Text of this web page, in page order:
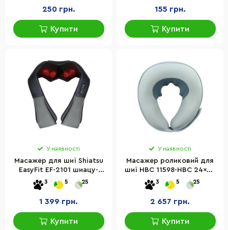
250 грн.
Купити
155 грн.
Купити
У наявності
Масажер для шиї Shiatsu
EasyFit EF-2101 шиацу-
масаж плечей і тіла
роликовий
3 5 25
1 399 грн.
Купити
У наявності
Масажер роликовий для
шиї HBC 11598-HBC 24x25
см, з ефектом пам'яті
3 5 25
2 657 грн.
Купити